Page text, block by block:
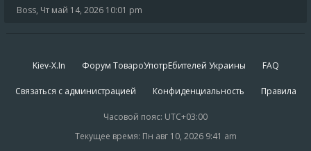
Boss, Чт май 14, 2026 10:01 pm
Kiev-X.In Форум ТовароУпотрЕбителей Украины FAQ
Связаться с администрацией Конфиденциальность Правила
Часовой пояс: UTC+03:00
Текущее время: Пн авг 10, 2026 9:41 am